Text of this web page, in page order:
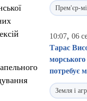
Прем'єр-
10:07, 06
Тарас
морського
потребує
Земля і